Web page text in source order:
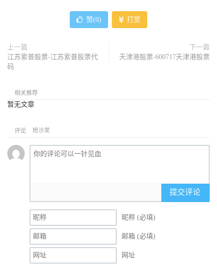
赞(0) 打赏
上一篇
江苏索普股票-江苏索普股票代
码
下一篇
天津港股票-600717天津港股票
相关推荐
暂无文章
评论 抢沙发
提交评论
昵称 (必填)
邮箱 (必填)
网址